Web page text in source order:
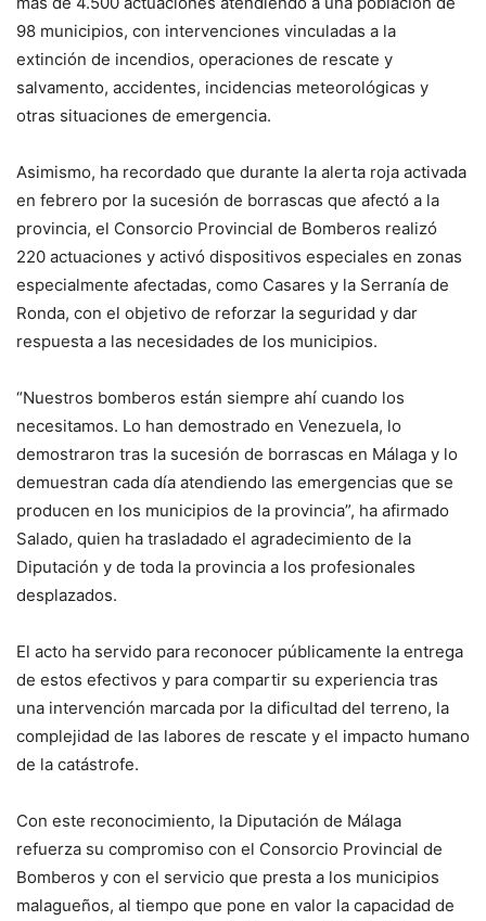
98 municipios, con intervenciones vinculadas a la
extinción de incendios, operaciones de rescate y
salvamento, accidentes, incidencias meteorológicas y
otras situaciones de emergencia.
Asimismo, ha recordado que durante la alerta roja activada
en febrero por la sucesión de borrascas que afectó a la
provincia, el Consorcio Provincial de Bomberos realizó
220 actuaciones y activó dispositivos especiales en zonas
especialmente afectadas, como Casares y la Serranía de
Ronda, con el objetivo de reforzar la seguridad y dar
respuesta a las necesidades de los municipios.
“Nuestros bomberos están siempre ahí cuando los
necesitamos. Lo han demostrado en Venezuela, lo
demostraron tras la sucesión de borrascas en Málaga y lo
demuestran cada día atendiendo las emergencias que se
producen en los municipios de la provincia”, ha afirmado
Salado, quien ha trasladado el agradecimiento de la
Diputación y de toda la provincia a los profesionales
desplazados.
El acto ha servido para reconocer públicamente la entrega
de estos efectivos y para compartir su experiencia tras
una intervención marcada por la dificultad del terreno, la
complejidad de las labores de rescate y el impacto humano
de la catástrofe.
Con este reconocimiento, la Diputación de Málaga
refuerza su compromiso con el Consorcio Provincial de
Bomberos y con el servicio que presta a los municipios
malagueños, al tiempo que pone en valor la capacidad de